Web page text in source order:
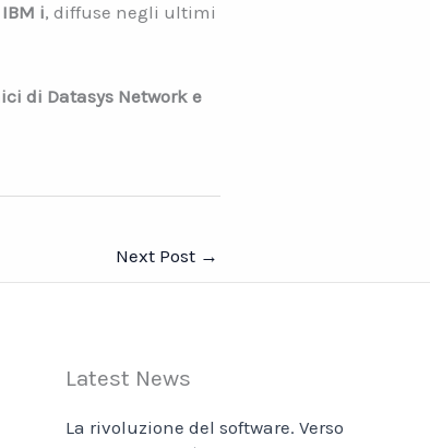
i, diffuse negli ultimi
di Datasys Network e
Next Post →
Latest News
La rivoluzione del software. Verso